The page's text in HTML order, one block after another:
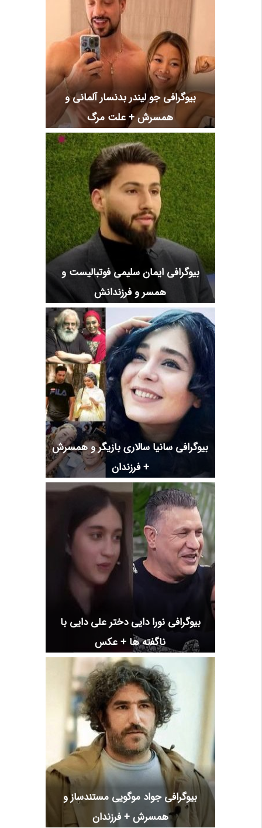
بیوگرافی جو لیندر بدنسار آلمانی و
همسرش + علت مرگ
بیوگرافی ایمان سلیمی فوتبالیست و
همسر و فرزندانش
بیوگرافی سانیا سالاری بازیگر و همسرش
+ فرزندان
بیوگرافی نورا دایی دختر علی دایی با
ناگفته ها + عکس
بیوگرافی جواد موگویی مستندساز و
همسرش + فرزندان